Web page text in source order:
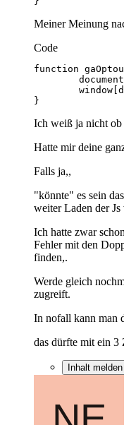
Meiner Meinung
Code
}
Ich weiß ja nicht ob
Hatte mir deine
Falls ja,,
"könnte" es sein
weiter Laden der Js
Ich hatte zwar
Fehler mit den
finden,.
Werde gleich
zugreift.
In nofall kann man
das dürfte mit ein 3
Inhalt melden